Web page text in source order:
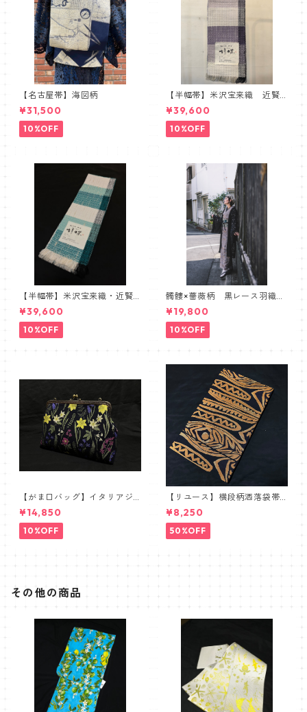
【名古屋帯】海図柄
¥31,500
10%OFF
【半幅帯】米沢宝来織 近賢
織物謹製 胡蝶 ラベンダー
¥39,600
10%OFF
【半幅帯】米沢宝来織・近賢
織物謹製【単衣仕立て】
¥39,600
10%OFF
髑髏×薔薇柄 黒レース羽織
髑髏 薔薇 スカル ローズ
¥19,800
10%OFF
【がま口バッグ】イタリアジ
ャガードボタニカル【ワイド
サイズ】
¥14,850
10%OFF
【リユース】横段柄洒落袋帯
【本袋織】
¥8,250
50%OFF
その他の商品